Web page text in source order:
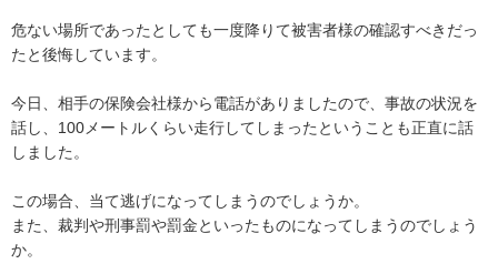
危ない場所であったとしても一度降りて被害者様の確認すべきだっ
たと後悔しています。
今日、相手の保険会社様から電話がありましたので、事故の状況を
話し、100メートルくらい走行してしまったということも正直に話
しました。
この場合、当て逃げになってしまうのでしょうか。
また、裁判や刑事罰や罰金といったものになってしまうのでしょう
か。